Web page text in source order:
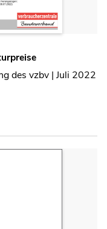
des vzbv | Juli 2022